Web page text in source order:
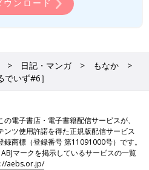
ウンロード
日記・マンガ
もなか
いず#6］
の電子書店・電子書籍配信サービスが、
ンツ使用許諾を得た正規版配信サービス
録商標（登録番号 第11091000号）です。
マークを掲示しているサービスの一覧
aebs.or.jp/